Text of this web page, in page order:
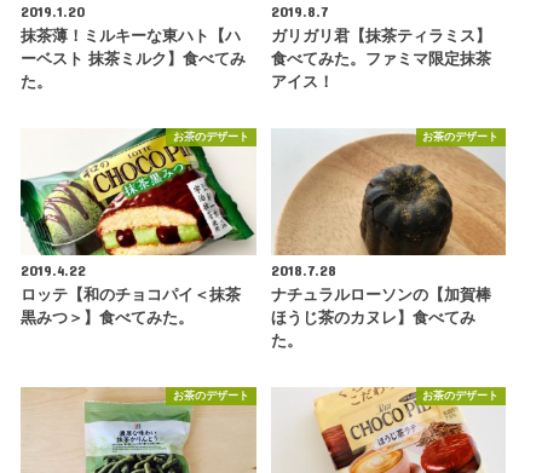
2019.1.20
抹茶薄！ミルキーな東ハト【ハ
ーベスト 抹茶ミルク】食べてみ
た。
2019.8.7
ガリガリ君【抹茶ティラミス】
食べてみた。ファミマ限定抹茶
アイス！
お茶のデザート
2019.4.22
ロッテ【和のチョコパイ＜抹茶
黒みつ＞】食べてみた。
お茶のデザート
2018.7.28
ナチュラルローソンの【加賀棒
ほうじ茶のカヌレ】食べてみ
た。
お茶のデザート お茶のデザート